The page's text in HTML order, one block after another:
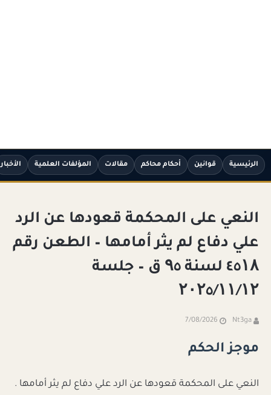
الرئيسية قوانين أحكام محاكم مقالات المؤلفات العلمية الأخبار
النعي على المحكمة قعودها عن الرد
علي دفاع لم يثر أمامها – الطعن رقم
٤٥۱۸ لسنة ۹٥ ق – جلسة
۲۰۲٥/۱۱/۱۲
Nt3ga
7/08/2026
موجز الحكم
النعي على المحكمة قعودها عن الرد علي دفاع لم يثر أمامها .